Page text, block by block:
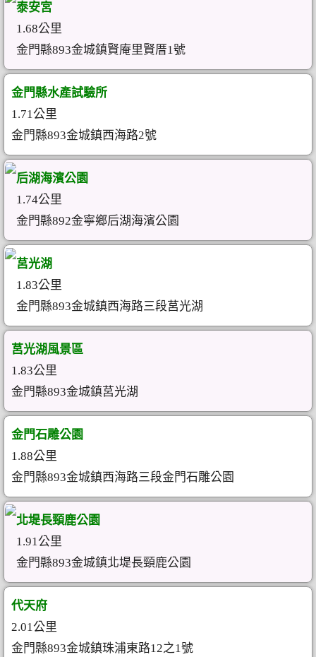
泰安宮
1.68公里
金門縣893金城鎮賢庵里賢厝1號
金門縣水產試驗所
1.71公里
金門縣893金城鎮西海路2號
后湖海濱公園
1.74公里
金門縣892金寧鄉后湖海濱公園
莒光湖
1.83公里
金門縣893金城鎮西海路三段莒光湖
莒光湖風景區
1.83公里
金門縣893金城鎮莒光湖
金門石雕公園
1.88公里
金門縣893金城鎮西海路三段金門石雕公園
北堤長頸鹿公園
1.91公里
金門縣893金城鎮北堤長頸鹿公園
代天府
2.01公里
金門縣893金城鎮珠浦東路12之1號